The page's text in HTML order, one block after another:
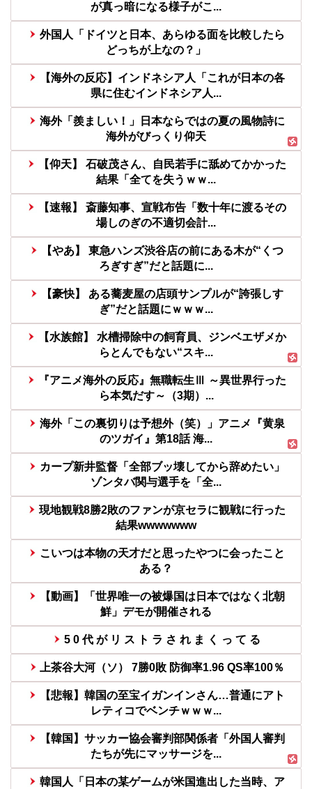
が真っ暗になる様子がこ...
外国人「ドイツと日本、あらゆる面を比較したら
どっちが上なの？」
【海外の反応】インドネシア人「これが日本の各
県に住むインドネシア人...
海外「羨ましい！」日本ならではの夏の風物詩に
海外がびっくり仰天
【仰天】 石破茂さん、自民若手に舐めてかかった
結果「全てを失うｗｗ...
【速報】 斎藤知事、宣戦布告「数十年に渡るその
場しのぎの不適切会計...
【やあ】 東急ハンズ渋谷店の前にある木が“くつ
ろぎすぎ”だと話題に...
【豪快】 ある蕎麦屋の店頭サンプルが“誇張しす
ぎ”だと話題にｗｗｗ...
【水族館】 水槽掃除中の飼育員、ジンベエザメか
らとんでもない“スキ...
『アニメ海外の反応』無職転生Ⅲ ～異世界行った
ら本気だす～（3期）...
海外「この裏切りは予想外（笑）」アニメ『黄泉
のツガイ』第18話 海...
カープ新井監督「全部ブッ壊してから辞めたい」
ゾンタバ関与選手を「全...
現地観戦8勝2敗のファンが京セラに観戦に行った
結果wwwwwww
こいつは本物の天才だと思ったやつに会ったこと
ある？
【動画】「世界唯一の被爆国は日本ではなく北朝
鮮」デモが開催される
5 0 代 が リ ス ト ラ さ れ ま く っ て る
上茶谷大河（ソ） 7勝0敗 防御率1.96 QS率100％
【悲報】韓国の至宝イガンインさん…普通にアト
レティコでベンチｗｗｗ...
【韓国】サッカー協会審判部関係者「外国人審判
たちが先にマッサージを...
韓国人「日本の某ゲームが米国進出した当時、ア